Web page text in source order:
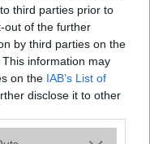
third parties prior to
out of the further
by third parties on the
This information may
on the IAB’s List of
disclose it to other
one or more Google
13 19:00:00